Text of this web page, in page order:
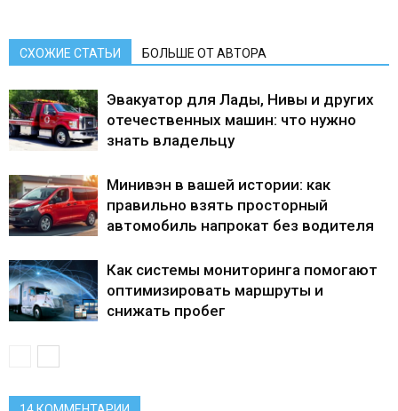
СХОЖИЕ СТАТЬИ БОЛЬШЕ ОТ АВТОРА
Эвакуатор для Лады, Нивы и других
отечественных машин: что нужно
знать владельцу
Минивэн в вашей истории: как
правильно взять просторный
автомобиль напрокат без водителя
Как системы мониторинга помогают
оптимизировать маршруты и
снижать пробег